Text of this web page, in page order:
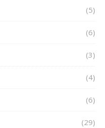
(5)
(6)
(3)
(4)
(6)
(29)